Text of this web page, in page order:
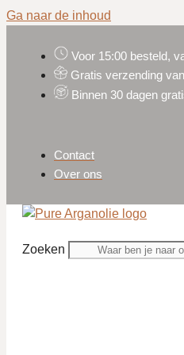
Ga naar de inhoud
Voor 15:00 besteld,
Gratis verzending
Binnen 30 dagen
Contact
Over ons
Zoeken